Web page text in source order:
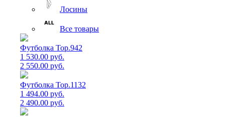
Лосины
Все товары
Футболка Top.942
1 530.00 руб.
2 550.00 руб.
Футболка Top.1132
1 494.00 руб.
2 490.00 руб.